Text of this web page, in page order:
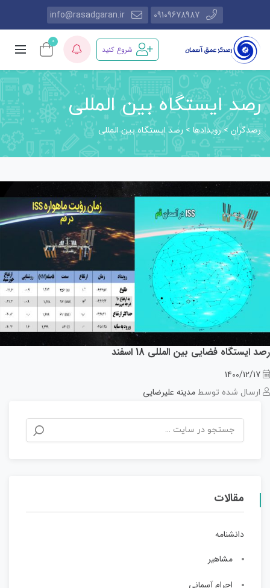
09109678987
info@rasadgaran.ir
شروع کنید
0
رصد ایستگاه بین المللی
رصدگران>رویدادها > رصد ایستگاه بین المللی
رصد ایستگاه فضایی بین المللی 18 اسفند
1400/12/17
ارسال شده توسط مدینه علیرضایی
مقالات
دانشنامه
مشاهیر
اجرام آسمانی